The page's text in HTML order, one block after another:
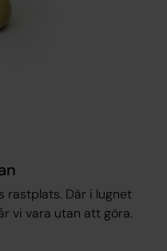
rastplats. Där i lugnet
vi vara utan att göra.